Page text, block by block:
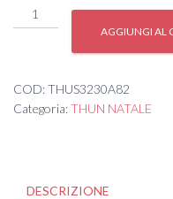
SALUMIERE
'22
AGGIUNGI AL
COD:THUS3230A82
Categoria:THUN NATALE
DESCRIZIONE